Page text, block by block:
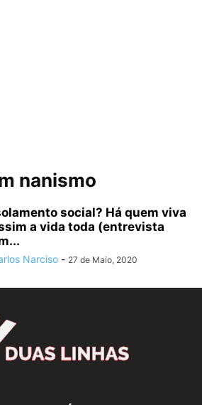
nanismo
social? Há quem viva
a vida toda (entrevista
Narciso - 27 de Maio, 2020